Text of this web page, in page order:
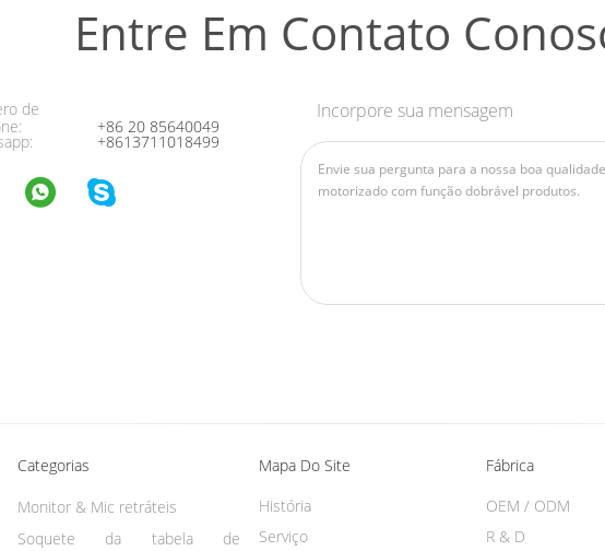
Entre Em Contato
de
+86 20 85640049
+8613711018499
Incorpore sua mensagem
Categorias
Monitor & Mic retráteis
Soquete da tabela de
Mapa Do Site
História
Serviço
Fábrica
OEM / ODM
R & D